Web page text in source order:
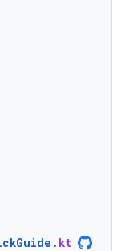
. kt